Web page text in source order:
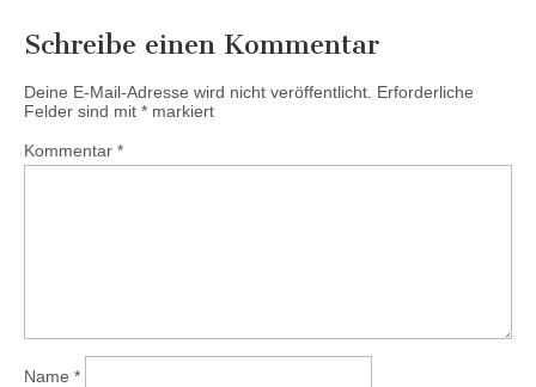
Schreibe einen Kommentar
Deine E-Mail-Adresse wird nicht veröffentlicht. Erforderliche
Felder sind mit * markiert
Kommentar *
Name *